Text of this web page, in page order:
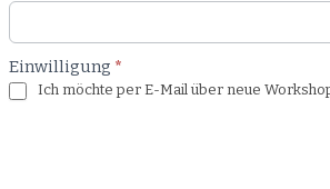
Einwilligung *
Ich möchte per E-Mail über neue